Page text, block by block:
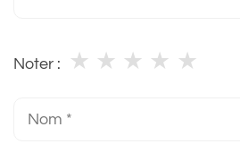
Noter : ★
★
★
★
★